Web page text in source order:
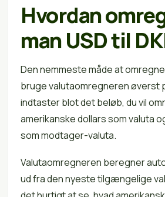
Hvordan
man USD til
Den nemmeste måde at omregne
bruge valutaomregneren øverst
indtaster blot det beløb, du vil
amerikanske dollars som valuta
som modtager-valuta.
Valutaomregneren beregner
ud fra den nyeste tilgængelige